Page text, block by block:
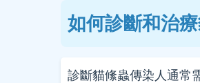
如何診斷和治
診斷貓絛蟲傳染人通常